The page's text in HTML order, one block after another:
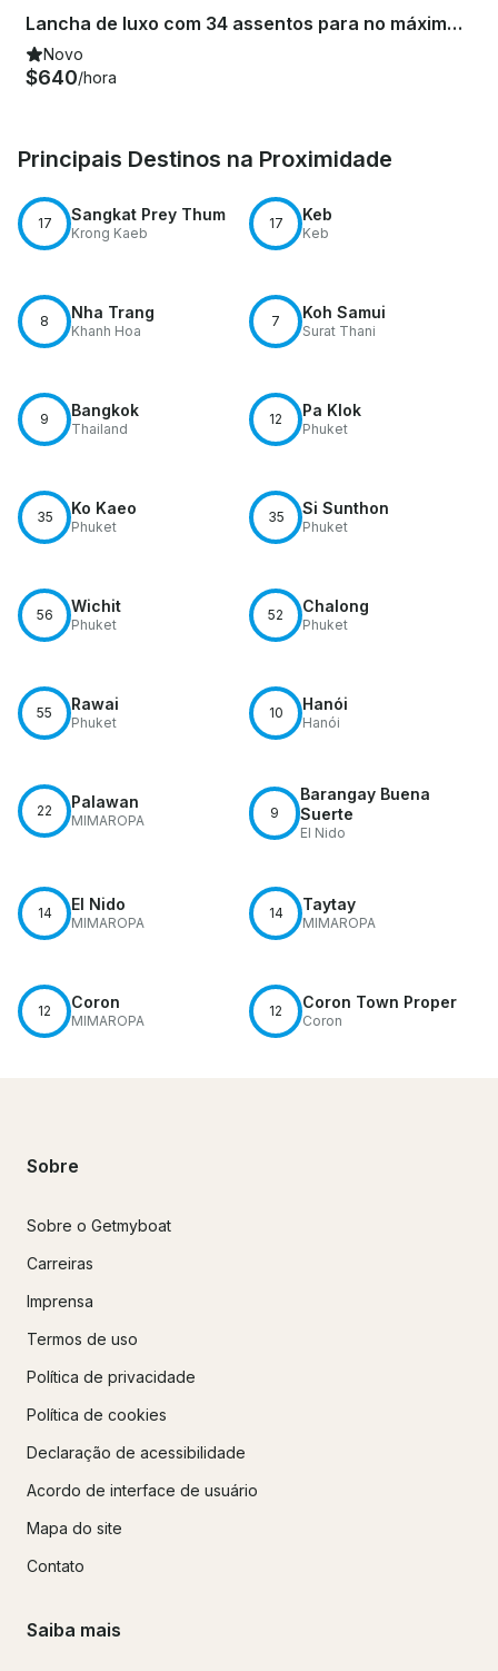
Lancha de luxo com 34 assentos para no máximo 26 pessoas
Novo
$640/hora
Principais Destinos na Proximidade
17 Sangkat Prey Thum
Krong Kaeb
17 Keb
Keb
8 Nha Trang
Khanh Hoa
7 Koh Samui
Surat Thani
9 Bangkok
Thailand
12 Pa Klok
Phuket
35 Ko Kaeo
Phuket
35 Si Sunthon
Phuket
56 Wichit
Phuket
52 Chalong
Phuket
55 Rawai
Phuket
10 Hanói
Hanói
22 Palawan
MIMAROPA 9
Barangay Buena
Suerte
El Nido
14 El Nido
MIMAROPA
14 Taytay
MIMAROPA
12 Coron
MIMAROPA
12 Coron Town Proper
Coron
Sobre
Sobre o Getmyboat
Carreiras
Imprensa
Termos de uso
Política de privacidade
Política de cookies
Declaração de acessibilidade
Acordo de interface de usuário
Mapa do site
Contato
Saiba mais